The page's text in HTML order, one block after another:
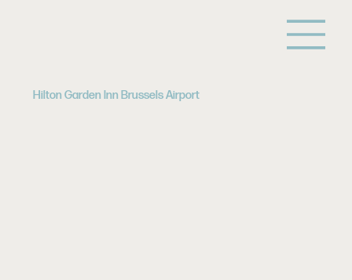
Hilton Garden Inn Brussels Airport